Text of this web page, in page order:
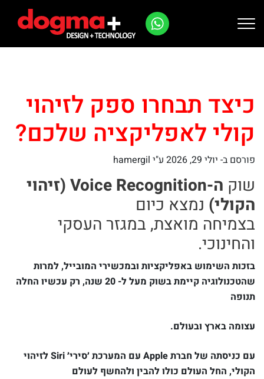
כיצד תבחרו ספק לזיהוי
קולי לאפליקציה שלכם?
פורסם ב- יולי 29, 2026 ע"י hamergil
שוק
ה-Voice Recognition (זיהוי
הקולי) נמצא כיום
בצמיחה מואצת, במגזר העסקי
והחינוכי.
בזכות השימוש באפליקציות ובמכשירי המובייל, למרות
שהטכנולוגיה קיימת בשוק מעל ל- 20 שנה, רק עכשיו החלה
תנופה
עצומה בארץ ובעולם.
עם כניסתה של חברת Apple עם המערכת ׳סירי׳ Siri לזיהוי
הקולי, החל העולם כולו להבין ולהחשף לעולם